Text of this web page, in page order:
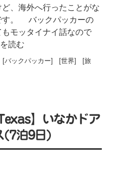
、海外へ行ったことがな
す。 バックパッカーの
モッタイナイ話なので
読む
[バックパッカー] [世界] [旅
】いなかドア
(7泊9日)